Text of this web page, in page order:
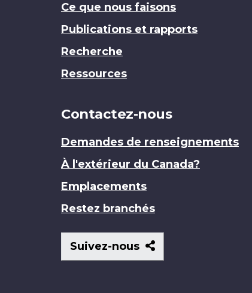
Ce que nous faisons
Publications et rapports
Recherche
Ressources
Contactez-nous
Demandes de renseignements
À l'extérieur du Canada?
Emplacements
Restez branchés
Suivez-nous
Suivez-
nous